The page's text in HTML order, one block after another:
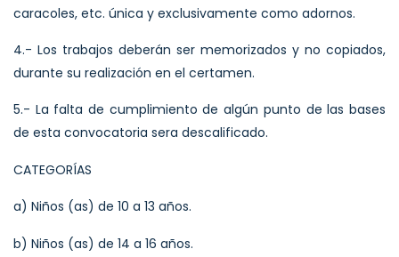
caracoles, etc. única y exclusivamente como adornos.
4.- Los trabajos deberán ser memorizados y no copiados,
durante su realización en el certamen.
5.- La falta de cumplimiento de algún punto de las bases
de esta convocatoria sera descalificado.
CATEGORÍAS
a) Niños (as) de 10 a 13 años.
b) Niños (as) de 14 a 16 años.